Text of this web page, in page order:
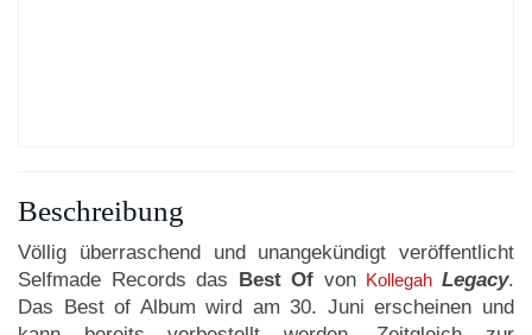
Beschreibung
Völlig überraschend und unangekündigt veröffentlicht
Selfmade Records das Best Of von KollegahLegacy.
Das Best of Album wird am 30. Juni erscheinen und